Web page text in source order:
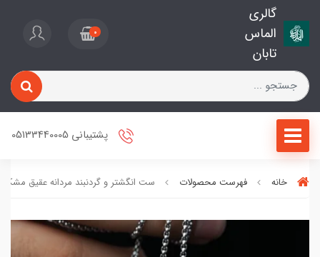
گالری
الماس
تابان
0
پشتیبانی 05133440005
خانه فهرست محصولات ست انگشتر و‌ گردنبند مردانه عقیق مشکی کد